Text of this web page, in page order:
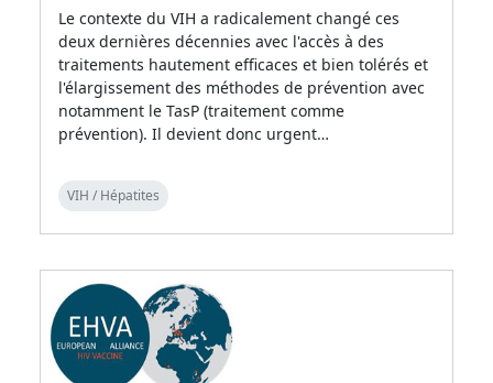
Le contexte du VIH a radicalement changé ces
deux dernières décennies avec l'accès à des
traitements hautement efficaces et bien tolérés et
l'élargissement des méthodes de prévention avec
notamment le TasP (traitement comme
prévention). Il devient donc urgent…
VIH / Hépatites